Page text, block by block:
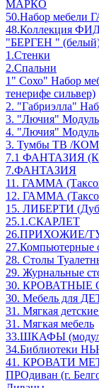
МАРКО
50.Набор мебели
48.Коллекция
"БЕРГЕН "
1.Стенки
2.Спальни
1" Сохо" Набор
тенерифе сильвер)
2. "Габриэлла"
3. "Лючия"
4. "Лючия"
3. Тумбы ТВ /
7.1 ФАНТАЗИЯ
7.ФАНТАЗИЯ
11. ГАММА
12. ГАММА
15. ЛИБЕРТИ
25.1.СКАРЛЕТ
26.ПРИХОЖИЕ/
27.Компьютерные
28. Столы
29. Журнальные
30.
30. Мебель для
31. Мягкая
31. Мягкая мебель
33.ШКАФЫ
34.Библиотеки
41. КРОВАТИ
ПРОдиван (г.